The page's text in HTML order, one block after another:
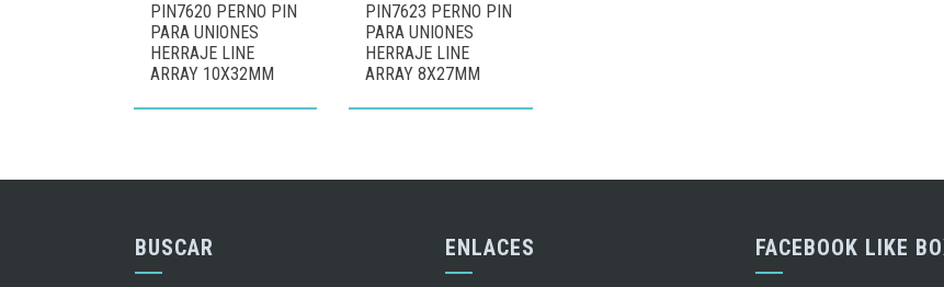
PIN7620 PERNO PIN
PARA UNIONES
HERRAJE LINE
ARRAY 10X32MM
PIN7623 PERNO PIN
PARA UNIONES
HERRAJE LINE
ARRAY 8X27MM
BUSCAR ENLACES FACEBOOK LIKE